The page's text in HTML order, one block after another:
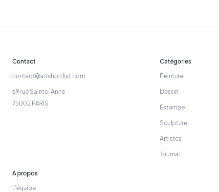
Contact
contact@artshortlist.com
69 rue Sainte-Anne
75002 PARIS
Catégories
Peinture
Dessin
Estampe
Sculpture
Artistes
Journal
À propos
L'équipe